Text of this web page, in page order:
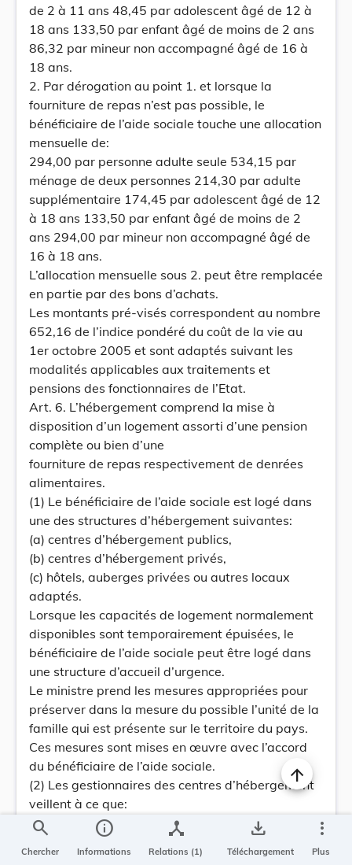
de 2 à 11 ans 48,45 par adolescent âgé de 12 à
18 ans 133,50 par enfant âgé de moins de 2 ans
86,32 par mineur non accompagné âgé de 16 à
18 ans.
2. Par dérogation au point 1. et lorsque la
fourniture de repas n’est pas possible, le
bénéficiaire de l’aide sociale touche une allocation
mensuelle de:
294,00 par personne adulte seule 534,15 par
ménage de deux personnes 214,30 par adulte
supplémentaire 174,45 par adolescent âgé de 12
à 18 ans 133,50 par enfant âgé de moins de 2
ans 294,00 par mineur non accompagné âgé de
16 à 18 ans.
L’allocation mensuelle sous 2. peut être remplacée
en partie par des bons d’achats.
Les montants pré-visés correspondent au nombre
652,16 de l’indice pondéré du coût de la vie au
1er octobre 2005 et sont adaptés suivant les
modalités applicables aux traitements et
pensions des fonctionnaires de l’Etat.
Art. 6. L’hébergement comprend la mise à
disposition d’un logement assorti d’une pension
complète ou bien d’une
fourniture de repas respectivement de denrées
alimentaires.
(1) Le bénéficiaire de l’aide sociale est logé dans
une des structures d’hébergement suivantes:
(a) centres d’hébergement publics,
(b) centres d’hébergement privés,
(c) hôtels, auberges privées ou autres locaux
adaptés.
Lorsque les capacités de logement normalement
disponibles sont temporairement épuisées, le
bénéficiaire de l’aide sociale peut être logé dans
une structure d’accueil d’urgence.
Le ministre prend les mesures appropriées pour
préserver dans la mesure du possible l’unité de la
famille qui est présente sur le territoire du pays.
Ces mesures sont mises en œuvre avec l’accord
du bénéficiaire de l’aide sociale.
(2) Les gestionnaires des centres d’hébergement
veillent à ce que:
a) lors de son séjour dans un centre
d’hébergement, le bénéficiaire de l’aide sociale ait
droit au respect de sa vie privée et familiale,
search
Chercher
info
Informations
device_hub
Relations (1)
save_alt
Téléchargement
more_vert
Plus